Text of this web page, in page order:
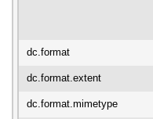
dc.format
dc.format.extent
dc.format.mimetype